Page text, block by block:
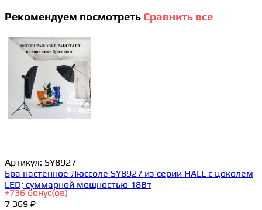
Рекомендуем посмотреть Сравнить все
Артикул: SY8927
Бра настенное Люссоле SY8927 из серии HALL с цоколем
LED; суммарной мощностью 18Вт
+736 бонус(ов)
7 369 ₽